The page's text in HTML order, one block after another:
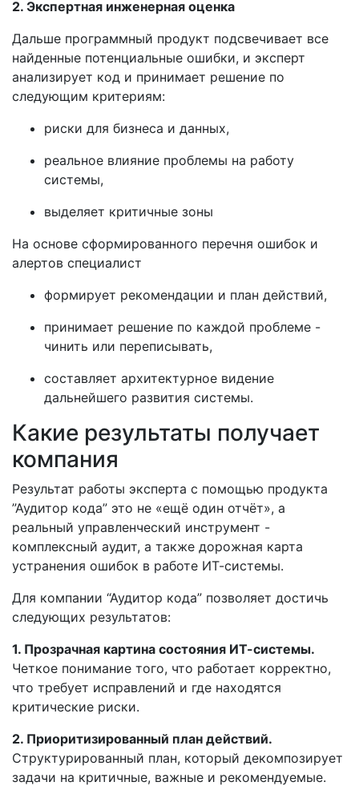
2. Экспертная инженерная оценка
Дальше программный продукт подсвечивает все
найденные потенциальные ошибки, и эксперт
анализирует код и принимает решение по
следующим критериям:
риски для бизнеса и данных,
реальное влияние проблемы на работу
системы,
выделяет критичные зоны
На основе сформированного перечня ошибок и
алертов специалист
формирует рекомендации и план действий,
принимает решение по каждой проблеме -
чинить или переписывать,
составляет архитектурное видение
дальнейшего развития системы.
Какие результаты получает
компания
Результат работы эксперта с помощью продукта
”Аудитор кода” это не «ещё один отчёт», а
реальный управленческий инструмент -
комплексный аудит, а также дорожная карта
устранения ошибок в работе ИТ-системы.
Для компании “Аудитор кода” позволяет достичь
следующих результатов:
1. Прозрачная картина состояния ИТ-системы.
Четкое понимание того, что работает корректно,
что требует исправлений и где находятся
критические риски.
2. Приоритизированный план действий.
Структурированный план, который декомпозирует
задачи на критичные, важные и рекомендуемые.